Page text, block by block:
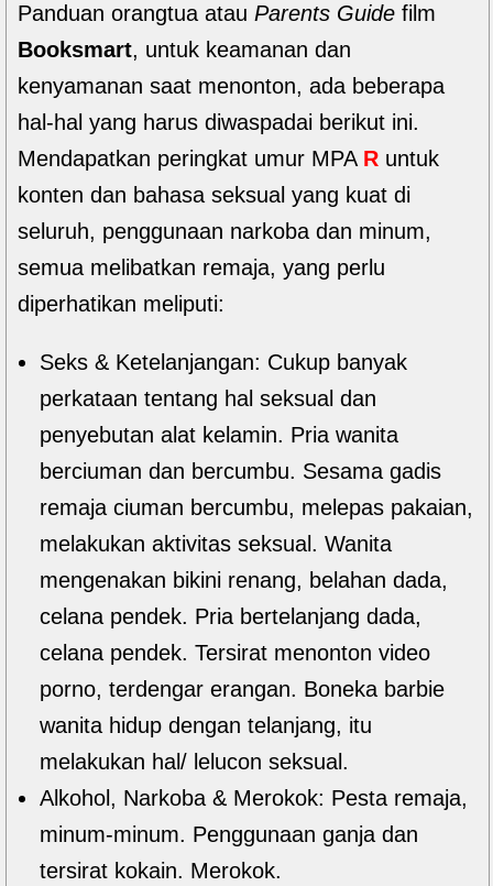
Panduan orangtua atau Parents Guide film
Booksmart, untuk keamanan dan
kenyamanan saat menonton, ada beberapa
hal-hal yang harus diwaspadai berikut ini.
Mendapatkan peringkat umur MPA R untuk
konten dan bahasa seksual yang kuat di
seluruh, penggunaan narkoba dan minum,
semua melibatkan remaja, yang perlu
diperhatikan meliputi:
Seks & Ketelanjangan: Cukup banyak
perkataan tentang hal seksual dan
penyebutan alat kelamin. Pria wanita
berciuman dan bercumbu. Sesama gadis
remaja ciuman bercumbu, melepas pakaian,
melakukan aktivitas seksual. Wanita
mengenakan bikini renang, belahan dada,
celana pendek. Pria bertelanjang dada,
celana pendek. Tersirat menonton video
porno, terdengar erangan. Boneka barbie
wanita hidup dengan telanjang, itu
melakukan hal/ lelucon seksual.
Alkohol, Narkoba & Merokok: Pesta remaja,
minum-minum. Penggunaan ganja dan
tersirat kokain. Merokok.